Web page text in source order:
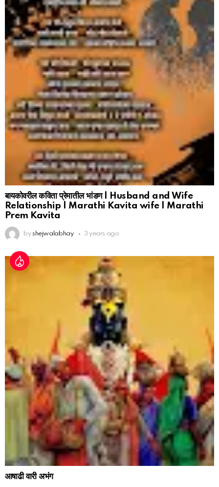
बायकोवरील कविता प्रेमातील भांडण | Husband and Wife
Relationship | Marathi Kavita wife | Marathi
Prem Kavita
by shejwalabhay 3 years ago
आषाढी वारी अभंग